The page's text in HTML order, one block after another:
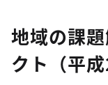
地域の課
クト（平